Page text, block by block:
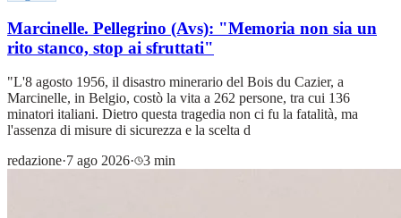
Marcinelle. Pellegrino (Avs): "Memoria non sia un
rito stanco, stop ai sfruttati"
"L'8 agosto 1956, il disastro minerario del Bois du Cazier, a
Marcinelle, in Belgio, costò la vita a 262 persone, tra cui 136
minatori italiani. Dietro questa tragedia non ci fu la fatalità, ma
l'assenza di misure di sicurezza e la scelta d
redazione·7 ago 2026· 3 min